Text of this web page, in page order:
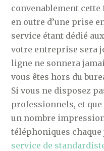
convenablement
en outre d’une prise
service étant dédié
votre entreprise sera
ligne ne sonnera
vous êtes hors du
Si vous ne disposez
professionnels, et
un nombre
téléphoniques
service de